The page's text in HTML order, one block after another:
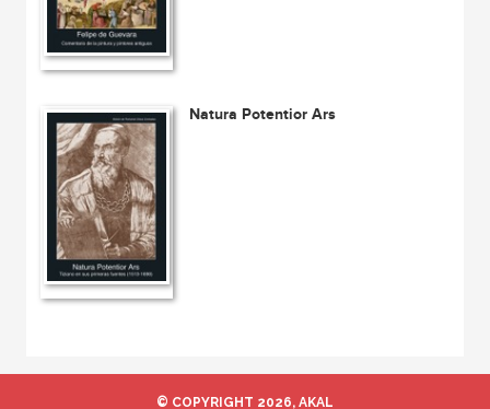
Natura Potentior Ars
© COPYRIGHT 2026, AKAL